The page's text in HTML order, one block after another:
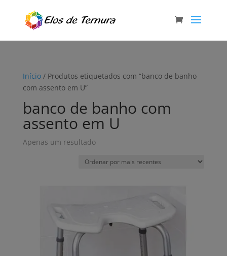
Início/ Produtos etiquetados com “banco de banho
com assento em U”
banco de banho com
assento em U
Apenas um resultado